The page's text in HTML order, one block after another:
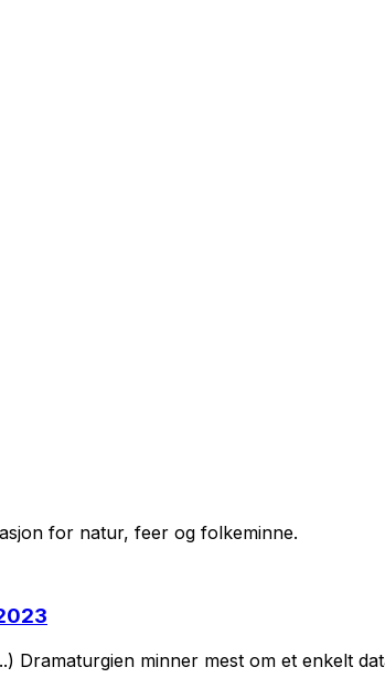
for natur, feer og folkeminne.
Dramaturgien minner mest om et enkelt